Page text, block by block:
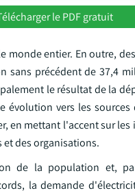
le PDF gratuit
monde entier. En outre,
sans précédent de 37,4
le résultat de la
évolution vers les sources
en mettant l'accent sur les
des organisations.
de la population et,
la demande